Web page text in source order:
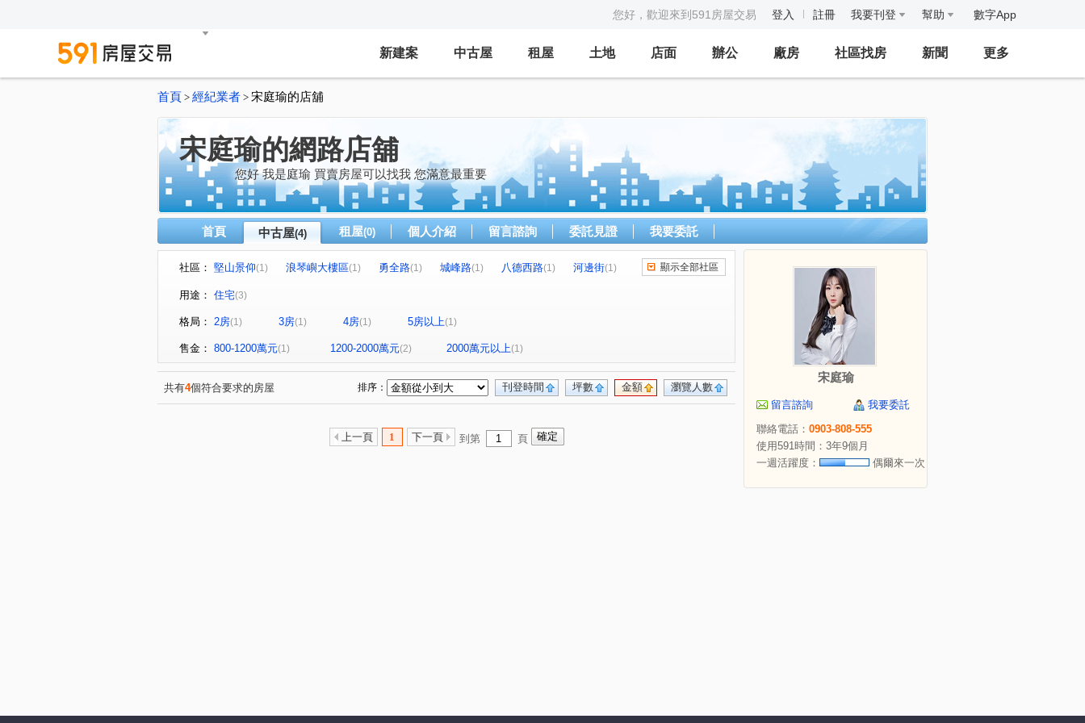
您好，歡迎來到591房屋交易 登入 註冊 我要刊登 幫助 數字App
新建案 中古屋 租屋 土地 店面 辦公 廠房 社區找房 新聞 更多
首頁 > 經紀業者 > 宋庭瑜的店舖
宋庭瑜的網路店舖
您好 我是庭瑜 買賣房屋可以找我 您滿意最重要
首頁 中古屋(4) 租屋(0) 個人介紹 留言諮詢 委託見證 我要委託
社區： 堅山景仰(1) 浪琴嶼大樓區(1) 勇全路(1) 城峰路(1) 八德西路(1) 河邊街(1) 顯示全部社區
用途： 住宅(3)
格局： 2房(1) 3房(1) 4房(1) 5房以上(1)
售金： 800-1200萬元(1) 1200-2000萬元(2) 2000萬元以上(1)
共有4個符合要求的房屋 瀏覽人數
金額
坪數
刊登時間
排序：
上一頁 1 下一頁 到第 頁
宋庭瑜
留言諮詢
我要委託
聯絡電話： 0903-808-555
使用591時間：3年9個月
一週活躍度：
偶爾來一次